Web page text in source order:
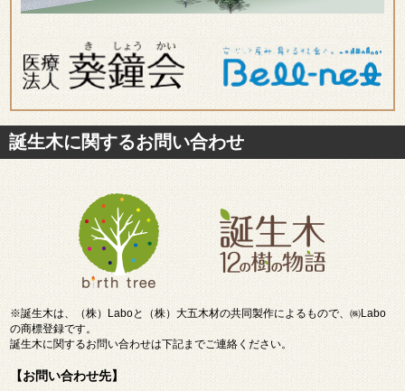
誕生木に関するお問い合わせ
※誕生木は、（株）Laboと（株）大五木材の共同製作によるもので、㈱Labo
の商標登録です。
誕生木に関するお問い合わせは下記までご連絡ください。
【お問い合わせ先】